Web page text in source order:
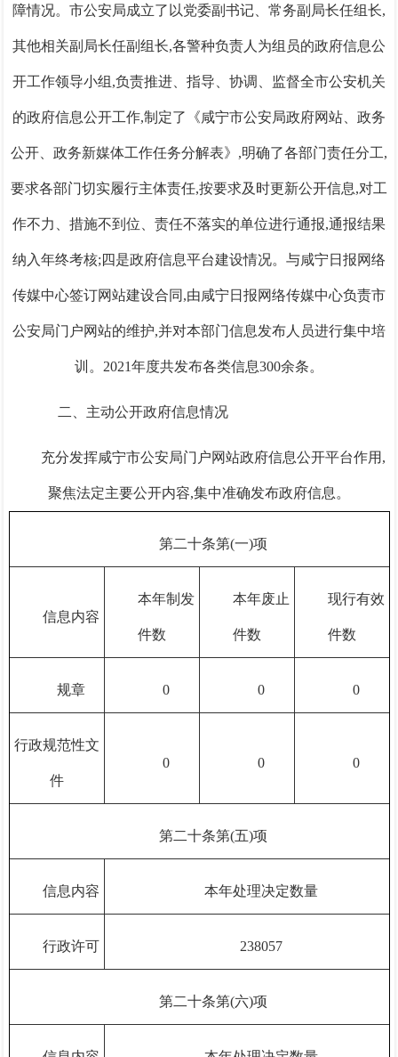
障情况。市公安局成立了以党委副书记、常务副局长任组长,
其他相关副局长任副组长,各警种负责人为组员的政府信息公
开工作领导小组,负责推进、指导、协调、监督全市公安机关
的政府信息公开工作,制定了《咸宁市公安局政府网站、政务
公开、政务新媒体工作任务分解表》,明确了各部门责任分工,
要求各部门切实履行主体责任,按要求及时更新公开信息,对工
作不力、措施不到位、责任不落实的单位进行通报,通报结果
纳入年终考核; 四是政府信息平台建设情况。与咸宁日报网络
传媒中心签订网站建设合同,由咸宁日报网络传媒中心负责市
公安局门户网站的维护,并对本部门信息发布人员进行集中培
训。2021年度共发布各类信息300余条。
二、主动公开政府信息情况
充分发挥咸宁市公安局门户网站政府信息公开平台作用,
聚焦法定主要公开内容,集中准确发布政府信息。
第二十条第(一)项
信息内容
本年制发
件数
本年废止
件数
现行有效
件数
规章 0 0 0
行政规范性文
件
0 0 0
第二十条第(五)项
信息内容 本年处理决定数量
行政许可 238057
第二十条第(六)项